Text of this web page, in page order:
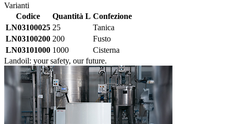
Varianti
Codice
Quantità L Confezione
LN03100025 25
Tanica
LN03100200 200
Fusto
LN03101000 1000
Cisterna
Landoil: your safety, our future.